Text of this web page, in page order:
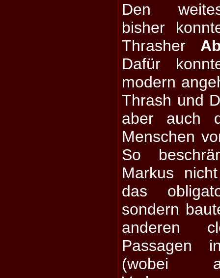
Den
bisher
Thrasher
Dafür
modern
Thrash und
aber auch
Menschen
So
Markus
das
sondern
anderen
Passagen
(wobei